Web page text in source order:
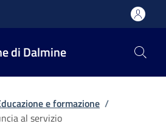
di Dalmine
e formazione /
al servizio